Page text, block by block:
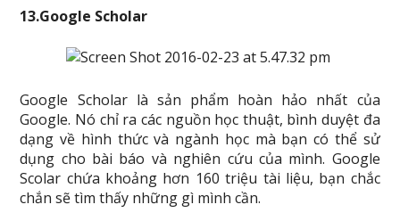
13.Google Scholar
Google Scholar là sản phẩm hoàn hảo nhất của
Google. Nó chỉ ra các nguồn học thuật, bình duyệt đa
dạng về hình thức và ngành học mà bạn có thể sử
dụng cho bài báo và nghiên cứu của mình. Google
Scolar chứa khoảng hơn 160 triệu tài liệu, bạn chắc
chắn sẽ tìm thấy những gì mình cần.